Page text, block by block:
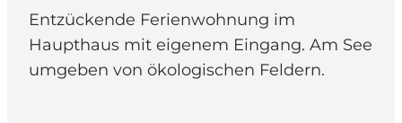
Erlebnisse
Unterkünfte
Reiseplanung
Entzückende Ferienwohnung im
Haupthaus mit eigenem Eingang. Am See
umgeben von ökologischen Feldern.